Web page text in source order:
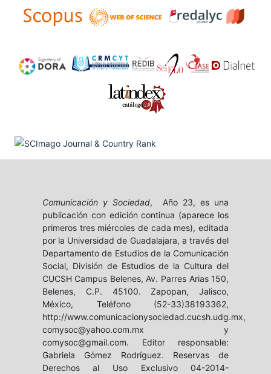
Comunicación y Sociedad, Año 23, es una
publicación con edición continua (aparece los
primeros tres miércoles de cada mes), editada
por la Universidad de Guadalajara, a través del
Departamento de Estudios de la Comunicación
Social, División de Estudios de la Cultura del
CUCSH Campus Belenes, Av. Parres Arias 150,
Belenes, C.P. 45100. Zapopan, Jalisco,
México, Teléfono (52-33)38193362,
http://www.comunicacionysociedad.cucsh.udg.mx,
comysoc@yahoo.com.mx y
comysoc@gmail.com. Editor responsable:
Gabriela Gómez Rodríguez. Reservas de
Derechos al Uso Exclusivo 04-2014-